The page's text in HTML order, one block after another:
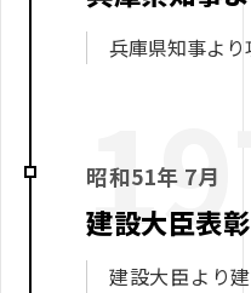
兵庫県知事より
昭和51年 7月
建設大臣表
建設大臣より